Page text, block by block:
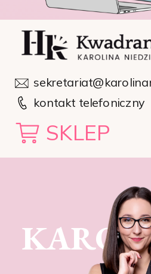
kontakt telefoniczny
SKLEP
KARO